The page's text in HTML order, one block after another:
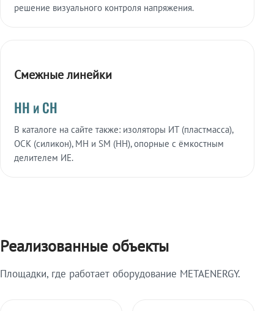
решение визуального контроля напряжения.
Смежные линейки
НН и СН
В каталоге на сайте также: изоляторы ИТ (пластмасса),
ОСК (силикон), МН и SM (НН), опорные с ёмкостным
делителем ИЕ.
Реализованные объекты
Площадки, где работает оборудование METAENERGY.